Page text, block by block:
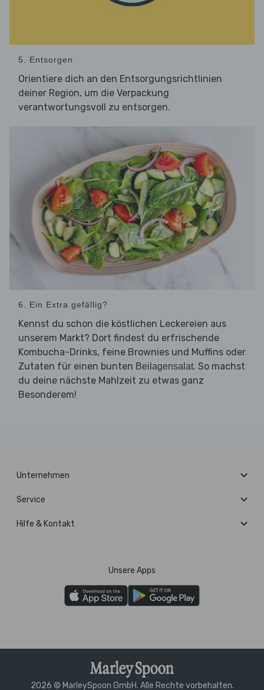
5. Entsorgen
Orientiere dich an den Entsorgungsrichtlinien
deiner Region, um die Verpackung
verantwortungsvoll zu entsorgen.
6. Ein Extra gefällig?
Kennst du schon die köstlichen Leckereien aus
unserem Markt? Dort findest du erfrischende
Kombucha-Drinks, feine Brownies und Muffins oder
Zutaten für einen bunten Beilagensalat. So machst
du deine nächste Mahlzeit zu etwas ganz
Besonderem!
Unternehmen
Service
Hilfe & Kontakt
Unsere Apps
2026 © MarleySpoon GmbH. Alle Rechte vorbehalten.